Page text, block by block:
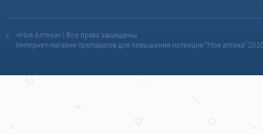
«Моя Аптека» | Все права защищены
Интернет-магазин препаратов для повышения потенции “Моя аптека”